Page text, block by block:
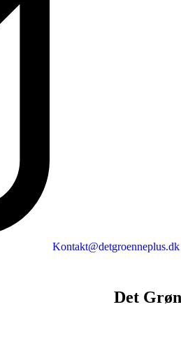
Kontakt@detgroenneplus.dk
Det